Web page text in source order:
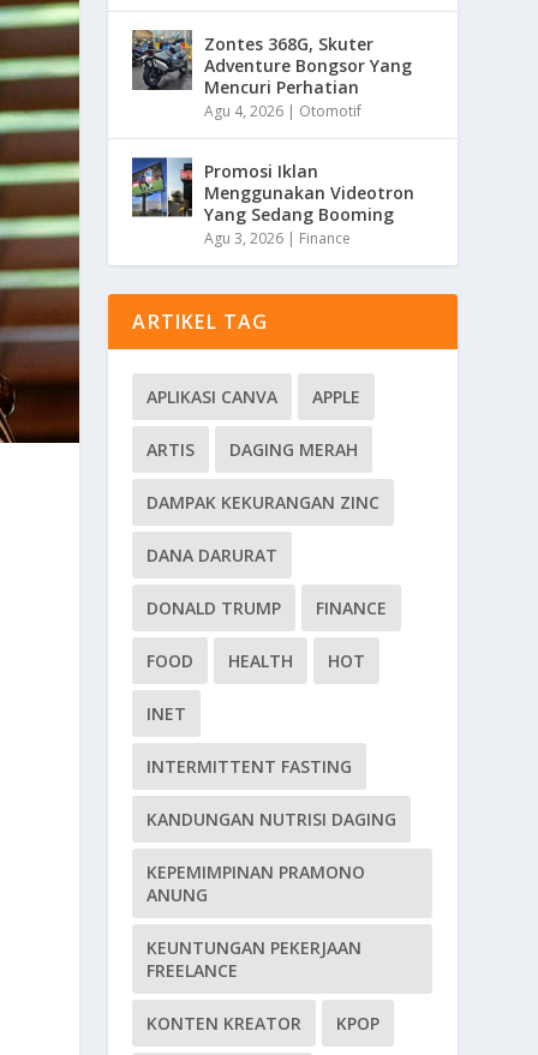
Zontes 368G, Skuter
Adventure Bongsor Yang
Mencuri Perhatian
Agu 4, 2026 | Otomotif
Promosi Iklan
Menggunakan Videotron
Yang Sedang Booming
Agu 3, 2026 | Finance
ARTIKEL TAG
APLIKASI CANVA APPLE
ARTIS DAGING MERAH
DAMPAK KEKURANGAN ZINC
DANA DARURAT
DONALD TRUMP FINANCE
FOOD HEALTH HOT
INET
INTERMITTENT FASTING
KANDUNGAN NUTRISI DAGING
KEPEMIMPINAN PRAMONO
ANUNG
KEUNTUNGAN PEKERJAAN
FREELANCE
KONTEN KREATOR KPOP